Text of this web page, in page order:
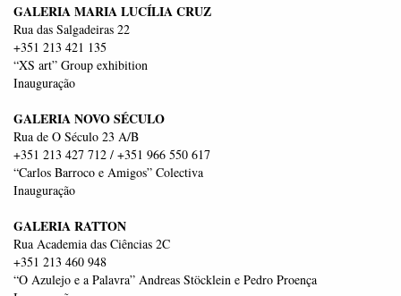
GALERIA MARIA LUCÍLIA CRUZ
Rua das Salgadeiras 22
+351 213 421 135
“XS art” Group exhibition
Inauguração
GALERIA NOVO SÉCULO
Rua de O Século 23 A/B
+351 213 427 712 / +351 966 550 617
“Carlos Barroco e Amigos” Colectiva
Inauguração
GALERIA RATTON
Rua Academia das Ciências 2C
+351 213 460 948
“O Azulejo e a Palavra” Andreas Stöcklein e Pedro Proença